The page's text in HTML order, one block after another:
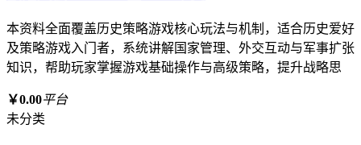
本资料全面覆盖历史策略游戏核心玩法与机制，适合历史爱好
及策略游戏入门者，系统讲解国家管理、外交互动与军事扩张
知识，帮助玩家掌握游戏基础操作与高级策略，提升战略思
￥0.00平台
未分类